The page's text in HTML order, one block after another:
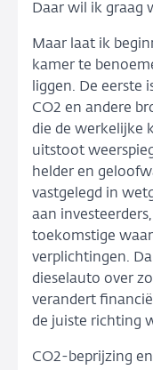
Daar wil ik graag
Maar laat ik
kamer te
liggen. De eerste
CO2 en andere
die de werkelijke
uitstoot
helder en
vastgelegd in
aan
toekomstige
verplichtingen.
dieselauto over
verandert
de juiste richting
CO2-beprijzing